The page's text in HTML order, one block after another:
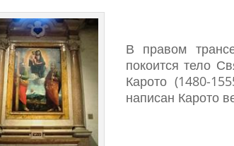
В правом
покоится тело
Карото (1480-
написан Карото